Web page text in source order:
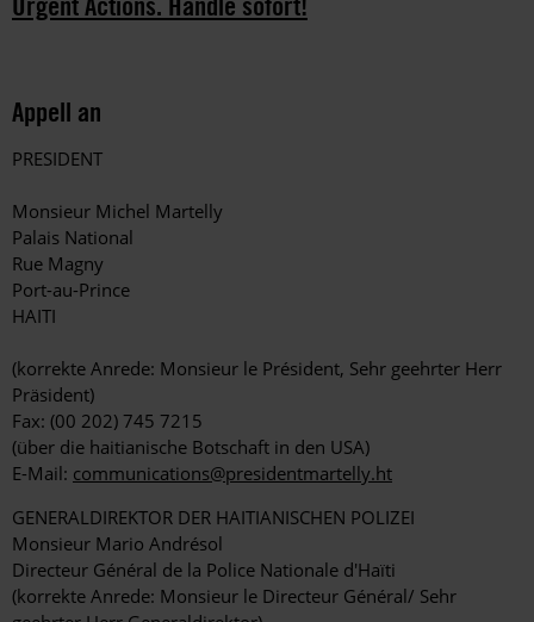
Appell an
PRESIDENT
Monsieur Michel Martelly
Palais National
Rue Magny
Port-au-Prince
HAITI
(korrekte Anrede: Monsieur le Président, Sehr geehrter Herr
Präsident)
Fax: (00 202) 745 7215
(über die haitianische Botschaft in den USA)
E-Mail: communications@presidentmartelly.ht
GENERALDIREKTOR DER HAITIANISCHEN POLIZEI
Monsieur Mario Andrésol
Directeur Général de la Police Nationale d'Haïti
(korrekte Anrede: Monsieur le Directeur Général/ Sehr